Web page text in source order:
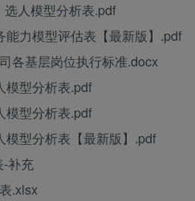
人模型分析表.pdf
能力模型评估表【最新版】.pdf
各基层岗位执行标准.docx
模型分析表.pdf
模型分析表.pdf
模型分析表【最新版】.pdf
-补充
.xlsx